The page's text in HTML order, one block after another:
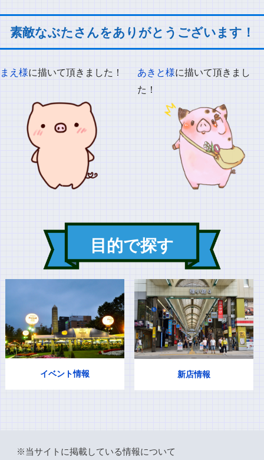
素敵なぶたさんをありがとうございます！
まえ様に描いて頂きました！ あきと様に描いて頂きまし
た！
目的で探す
イベント情報 新店情報
※当サイトに掲載している情報について